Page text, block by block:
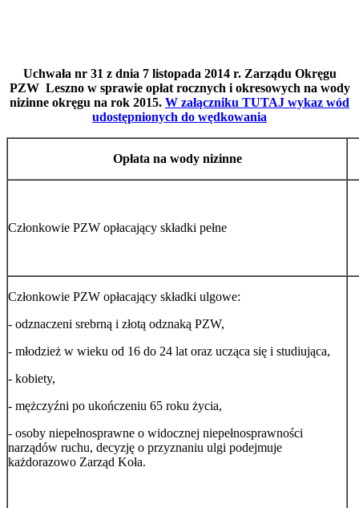
Uchwała nr 31 z dnia 7 listopada 2014 r. Zarządu Okręgu
PZW Leszno w sprawie opłat rocznych i okresowych na wody
nizinne okręgu na rok 2015. W załączniku TUTAJ wykaz wód
udostępnionych do wędkowania
Opłata na wody nizinne
Członkowie PZW opłacający składki pełne
Członkowie PZW opłacający składki ulgowe:
- odznaczeni srebrną i złotą odznaką PZW,
- młodzież w wieku od 16 do 24 lat oraz ucząca się i studiująca,
- kobiety,
- mężczyźni po ukończeniu 65 roku życia,
- osoby niepełnosprawne o widocznej niepełnosprawności
narządów ruchu, decyzję o przyznaniu ulgi podejmuje
każdorazowo Zarząd Koła.